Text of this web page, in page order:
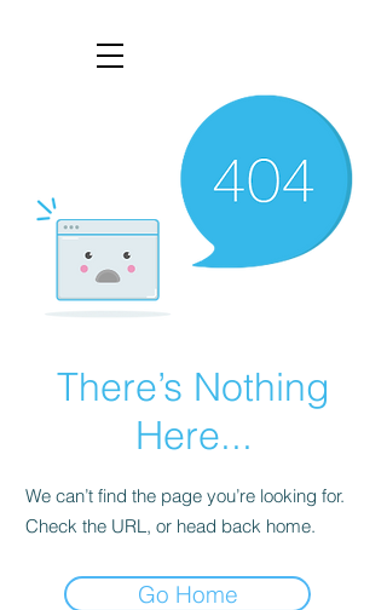
There’s Nothing
Here...
We can’t find the page you’re looking for.
Check the URL, or head back home.
Go Home